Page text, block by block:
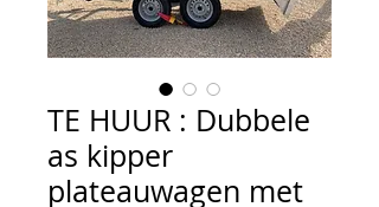
TE HUUR : Dubbele
as kipper
plateauwagen met